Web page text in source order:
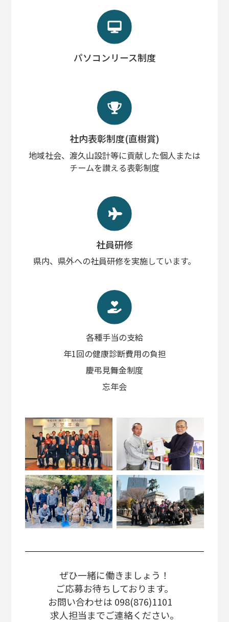
パソコンリース制度
社内表彰制度(直樹賞)
地域社会、渡久山設計等に貢献した個人または
チームを讃える表彰制度
社員研修
県内、県外への社員研修を実施しています。
各種手当の支給
年1回の健康診断費用の負担
慶弔見舞金制度
忘年会
ぜひ一緒に働きましょう！
ご応募お待ちしております。
お問い合わせは 098(876)1101
求人担当までご連絡ください。